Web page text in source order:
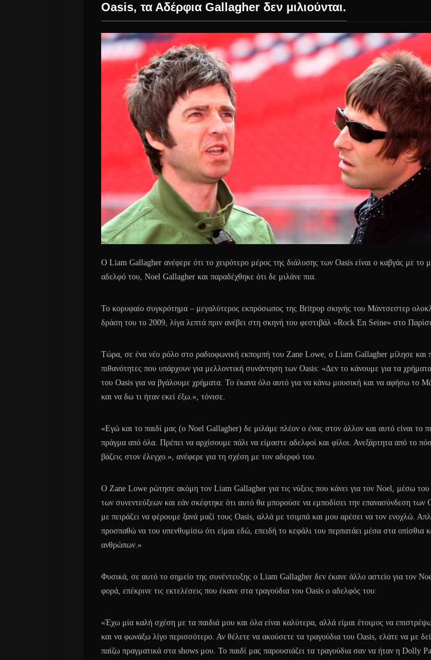
Oasis, τα Αδέρφια Gallagher δεν μιλιούνται.
Ο Liam Gallagher ανέφερε ότι το χειρότερο μέρος της διάλυσης των Oasis είναι ο καβγάς με το
αδελφό του, Noel Gallagher και παραδέχθηκε ότι δε μιλάνε πια.
Το κορυφαίο συγκρότημα – μεγαλύτερος εκπρόσωπος της Britpop σκηνής του Μάντσεστερ
δράση του το 2009, λίγα λεπτά πριν ανέβει στη σκηνή του φεστιβάλ «Rock En Seine» στο
Τώρα, σε ένα νέο ρόλο στο ραδιοφωνική εκπομπή του Zane Lowe, ο Liam Gallagher μίλησε και
πιθανότητες που υπάρχουν για μελλοντική συνάντηση των Oasis: «Δεν το κάνουμε για τα
του Oasis για να βγάλουμε χρήματα. Το έκανα όλο αυτό για να κάνω μουσική και να αφήσω το
και να δω τι ήταν εκεί έξω.», τόνισε.
«Εγώ και το παιδί μας (ο Noel Gallagher) δε μιλάμε πλέον ο ένας στον άλλον και αυτό είναι το
πράγμα από όλα. Πρέπει να αρχίσουμε πάλι να είμαστε αδελφοί και φίλοι. Ανεξάρτητα από το
βάζεις στον έλεγχο.», ανέφερε για τη σχέση με τον αδερφό του.
Ο Zane Lowe ρώτησε ακόμη τον Liam Gallagher για τις νύξεις που κάνει για τον Noel, μέσω
των συνεντεύξεων και εάν σκέφτηκε ότι αυτό θα μπορούσε να εμποδίσει την επανασύνδεση των
με πειράζει να φέρουμε ξανά μαζί τους Oasis, αλλά με τσιμπά και μου αρέσει να τον ενοχλώ.
προσπαθώ να του υπενθυμίσω ότι είμαι εδώ, επειδή το κεφάλι του περπατάει μέσα στα οπίσθια
ανθρώπων.»
Φυσικά, σε αυτό το σημείο της συνέντευξης ο Liam Gallagher δεν έκανε άλλο αστείο για τον
φορά, επέκρινε τις εκτελέσεις που έκανε στα τραγούδια του Oasis ο αδελφός του:
«Έχω μία καλή σχέση με τα παιδιά μου και όλα είναι καλύτερα, αλλά είμαι έτοιμος να
και να φωνάξω λίγο περισσότερο. Αν θέλετε να ακούσετε τα τραγούδια του Oasis, ελάτε να με
παίζω πραγματικά στα shows μου. Το παιδί μας παρουσιάζει τα τραγούδια σαν να ήταν η Dolly